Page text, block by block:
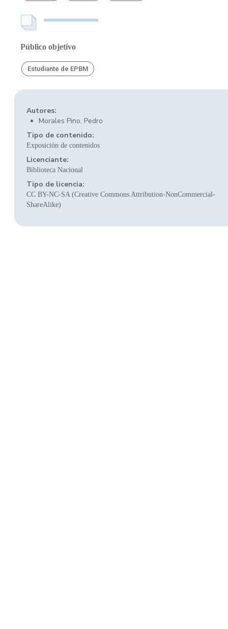
Público objetivo
Estudiante de EPBM
Autores:
Morales Pino, Pedro
Tipo de contenido:
Exposición de contenidos
Licenciante:
Biblioteca Nacional
Tipo de licencia:
CC BY-NC-SA (Creative Commons Attribution-NonCommercial-
ShareAlike)